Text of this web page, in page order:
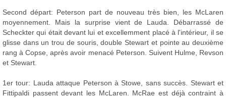
Second départ: Peterson part de nouveau très bien, les McLaren
moyennement. Mais la surprise vient de Lauda. Débarrassé de
Scheckter qui était devant lui et excellemment placé à l'intérieur, il se
glisse dans un trou de souris, double Stewart et pointe au deuxième
rang à Copse, après avoir menacé Peterson. Suivent Hulme, Revson
et Stewart.
1er tour: Lauda attaque Peterson à Stowe, sans succès. Stewart et
Fittipaldi passent devant les McLaren. McRae est déjà contraint à